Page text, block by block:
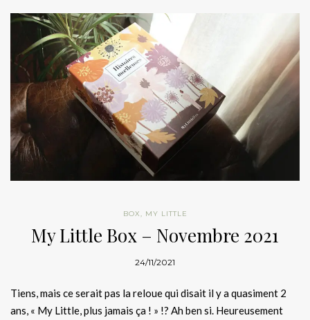
BOX, MY LITTLE
My Little Box – Novembre 2021
24/11/2021
Tiens, mais ce serait pas la reloue qui disait il y a quasiment 2
ans, « My Little, plus jamais ça ! » !? Ah ben si. Heureusement